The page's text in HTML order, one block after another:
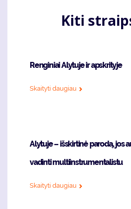
Kiti
Renginiai Alytuje ir apskrityje
Skaityti daugiau
Alytuje – išskirtinė parodą, jos
vadinti multiinstrumentalistu
Skaityti daugiau